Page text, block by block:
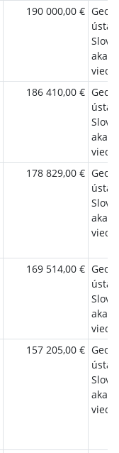
190 000,00 €
ústav
vied
186 410,00 €
ústav
vied,
178 829,00 €
ústav
vied,
169 514,00 €
ústav
vied,
157 205,00 €
ústav
vied